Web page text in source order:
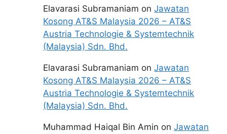
Elavarasi Subramaniam onJawatan
Kosong AT&S Malaysia 2026 – AT&S
Austria Technologie & Systemtechnik
(Malaysia) Sdn. Bhd.
Elavarasi Subramaniam onJawatan
Kosong AT&S Malaysia 2026 – AT&S
Austria Technologie & Systemtechnik
(Malaysia) Sdn. Bhd.
Muhammad Haiqal Bin Amin onJawatan